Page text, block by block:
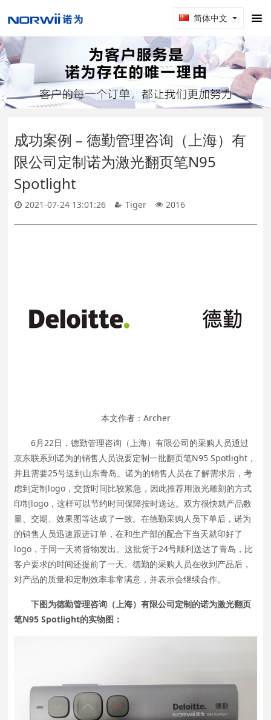
简体中文
成功案例 – 德勤管理咨询（上海）有
限公司定制诺为激光翻页笔N95
Spotlight
2021-07-24 13:01:26 Tiger 2016
本文作者：Archer
6月22日，德勤管理咨询（上海）有限公司的采购人员通过
京东联系到诺为的销售人员说要定制一批翻页笔N95 Spotlight，
并且需要25号送到山东青岛。诺为的销售人员在了解需求后，考
虑到定制logo，交货时间比较紧急，因此推荐用激光雕刻的方式
印制logo，这样可以节约时间保障按时送达。双方很快就产品数
量、交期、效果图等达成了一致。在德勤采购人员下单后，诺为
的销售人员迅速跟进订单，在和生产部的配合下当天就印好了
logo，于同一天将货物发出。这批货于24号顺利送达了青岛，比
客户要求的时间还提前了一天。德勤的采购人员在收到产品后，
对产品的质量和定制效率非常满意，并表示会继续合作。
下图为德勤管理咨询（上海）有限公司定制的诺为激光翻页
笔N95 Spotlight的实物图：